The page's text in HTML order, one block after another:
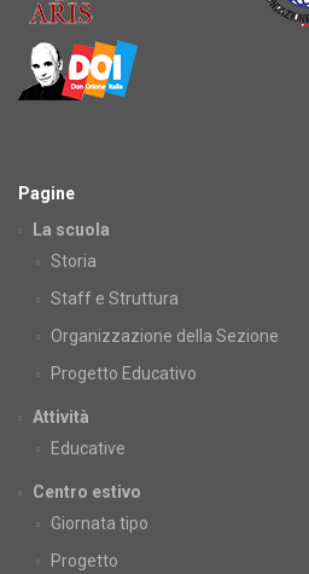
Pagine
La scuola
Storia
Staff e Struttura
Organizzazione della Sezione
Progetto Educativo
Attività
Educative
Centro estivo
Giornata tipo
Progetto